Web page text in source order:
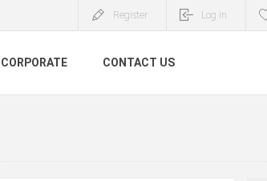
Register Log in
CORPORATE CONTACT US